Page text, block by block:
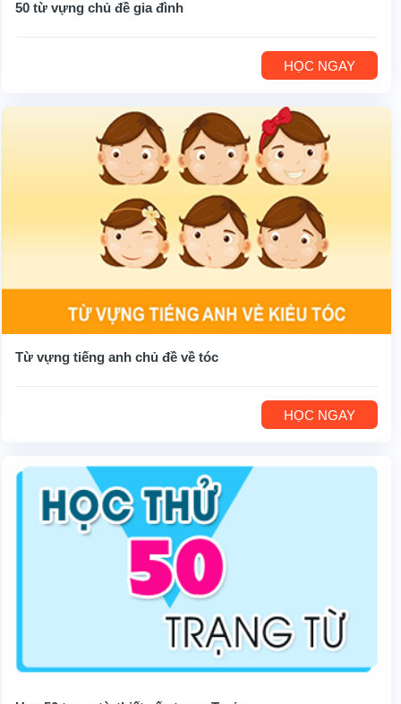
50 từ vựng chủ đề gia đình
HỌC NGAY
Từ vựng tiếng anh chủ đề về tóc
HỌC NGAY